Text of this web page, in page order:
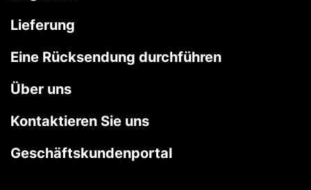
Lieferung
Eine Rücksendung durchführen
Über uns
Kontaktieren Sie uns
Geschäftskundenportal